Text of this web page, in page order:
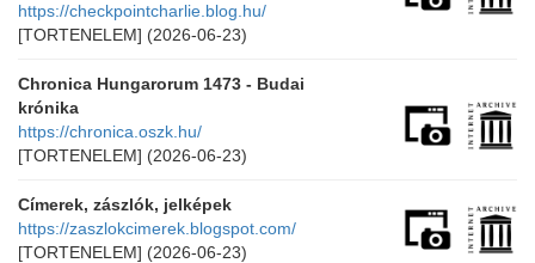
https://checkpointcharlie.blog.hu/
[TORTENELEM] (2026-06-23)
Chronica Hungarorum 1473 - Budai
krónika
https://chronica.oszk.hu/
[TORTENELEM] (2026-06-23)
Címerek, zászlók, jelképek
https://zaszlokcimerek.blogspot.com/
[TORTENELEM] (2026-06-23)